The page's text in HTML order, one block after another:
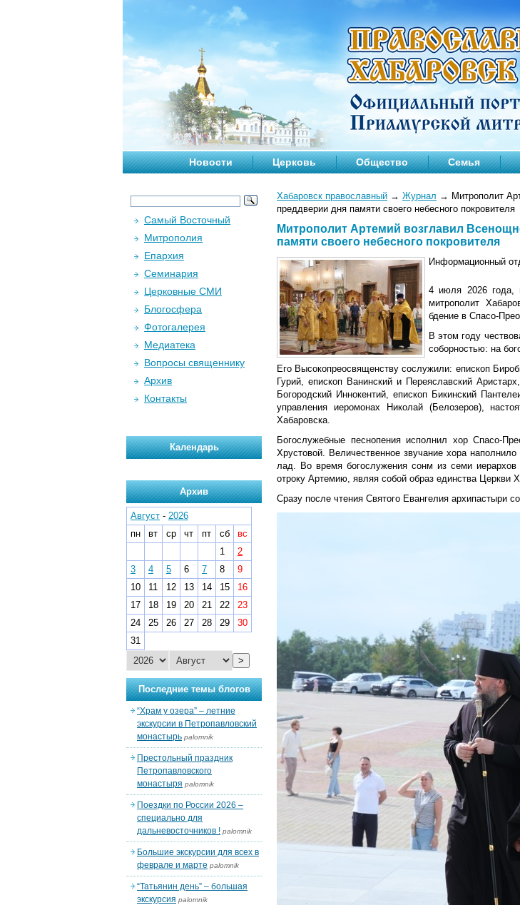
Новости Церковь Общество Семья
Хабаровск православный → Журнал → Митрополит
преддверии дня памяти своего небесного покровителя
Митрополит Артемий возглавил
памяти своего небесного покровителя
Информационный
4 июля 2026 года,
митрополит
бдение в Спасо-
В этом году
соборностью: на
Его Высокопреосвященству сослужили: епископ
Гурий, епископ Ванинский и Переяславский
Богородский Иннокентий, епископ Бикинский
управления иеромонах Николай (Белозеров),
Хабаровска.
Богослужебные песнопения исполнил хор Спасо-
Хрустовой. Величественное звучание хора
лад. Во время богослужения сонм из семи
отроку Артемию, являя собой образ единства Церкви
Сразу после чтения Святого Евангелия архипастыри
Самый Восточный
Митрополия
Епархия
Семинария
Церковные СМИ
Блогосфера
Фотогалерея
Медиатека
Вопросы священнику
Архив
Контакты
Календарь
Архив
Август - 2026
пн
вт ср чт пт сб
вс
1
2
3
4 5 6 7 8
9
10
11 12 13 14 15
16
17
18 19 20 21 22
23
24
25 26 27 28 29
30
31
>
Последние темы блогов
“Храм у озера” – летние
экскурсии в Петропавловский
монастырь palomnik
Престольный праздник
Петропавловского
монастыря palomnik
Поездки по России 2026 –
специально для
дальневосточников ! palomnik
Большие экскурсии для всех в
феврале и марте palomnik
“Татьянин день” – большая
экскурсия palomnik